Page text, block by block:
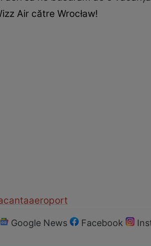
Air către Wrocław!
aeroport
Google News Facebook